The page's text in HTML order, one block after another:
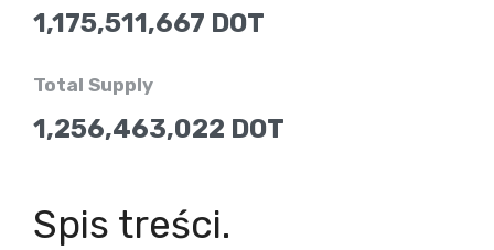
1,175,511,667 DOT
Total Supply
1,256,463,022 DOT
Spis treści.